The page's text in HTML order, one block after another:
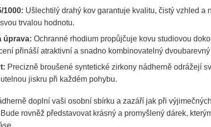
1000: Ušlechtilý drahý kov garantuje kvalitu, čistý vzhled a
trvalou hodnotu.
úprava: Ochranné rhodium propůjčuje kovu studiovou
přináší atraktivní a snadno kombinovatelný dvoubarevný
Precizně broušené syntetické zirkony nádherně odrážejí
jiskru při každém pohybu.
doplní vaši osobní sbírku a zazáří jak při
rovněž představovat krásný a promyšlený dárek,